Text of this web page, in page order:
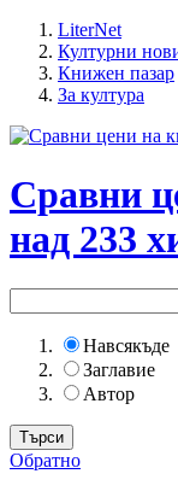
LiterNet
Културни
Книжен пазар
За култура
Сравни
над 233
Навсякъде
Заглавие
Автор
Обратно